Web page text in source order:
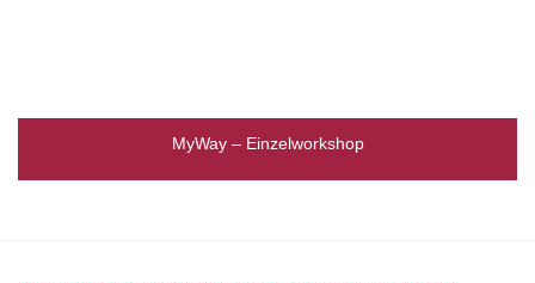
MyWay – Einzelworkshop